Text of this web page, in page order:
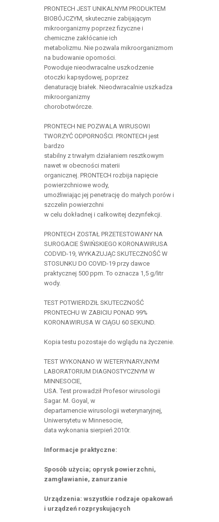
PRONTECH JEST UNIKALNYM PRODUKTEM
BIOBÓJCZYM, skutecznie zabijającym
mikroorganizmy poprzez fizyczne i
chemiczne zakłócanie ich
metabolizmu. Nie pozwala mikroorganizmom
na budowanie oporności.
Powoduje nieodwracalne uszkodzenie
otoczki kapsydowej, poprzez
denaturację białek. Nieodwracalnie uszkadza
mikroorganizmy
chorobotwórcze.
PRONTECH NIE POZWALA WIRUSOWI
TWORZYĆ ODPORNOŚCI. PRONTECH jest
bardzo
stabilny z trwałym działaniem resztkowym
nawet w obecności materii
organicznej. PRONTECH rozbija napięcie
powierzchniowe wody,
umożliwiając jej penetrację do małych porów i
szczelin powierzchni
w celu dokładnej i całkowitej dezynfekcji.
PRONTECH ZOSTAŁ PRZETESTOWANY NA
SUROGACIE ŚWIŃSKIEGO KORONAWIRUSA
CODVID-19, WYKAZUJĄC SKUTECZNOŚĆ W
STOSUNKU DO COVID-19 przy dawce
praktycznej 500 ppm. To oznacza 1,5 g/litr
wody.
TEST POTWIERDZIŁ SKUTECZNOŚĆ
PRONTECHU W ZABICIU PONAD 99%
KORONAWIRUSA W CIĄGU 60 SEKUND.
Kopia testu pozostaje do wglądu na życzenie.
TEST WYKONANO W WETERYNARYJNYM
LABORATORIUM DIAGNOSTYCZNYM W
MINNESOCIE,
USA. Test prowadził Profesor wirusologii
Sagar. M. Goyal, w
departamencie wirusologii weterynaryjnej,
Uniwersytetu w Minnesocie,
data wykonania sierpień 2010r.
Informacje praktyczne:
Sposób użycia; oprysk powierzchni,
zamgławianie, zanurzanie
Urządzenia: wszystkie rodzaje opakowań
i urządzeń rozpryskujących